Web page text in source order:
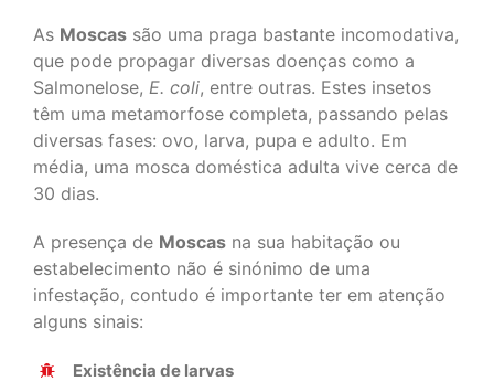
As Moscas são uma praga bastante incomodativa,
que pode propagar diversas doenças como a
Salmonelose, E. coli, entre outras. Estes insetos
têm uma metamorfose completa, passando pelas
diversas fases: ovo, larva, pupa e adulto. Em
média, uma mosca doméstica adulta vive cerca de
30 dias.
A presença de Moscas na sua habitação ou
estabelecimento não é sinónimo de uma
infestação, contudo é importante ter em atenção
alguns sinais:
Existência de larvas